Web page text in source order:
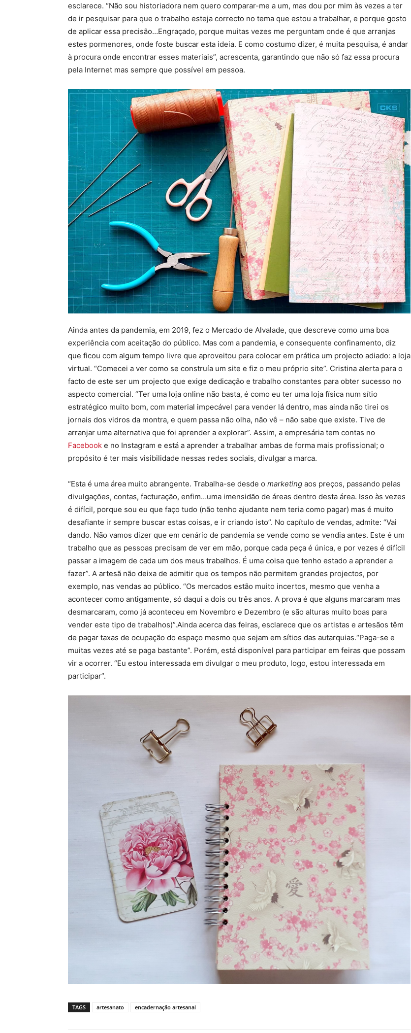
esclarece. “Não sou historiadora nem quero comparar-me a um, mas dou por mim às vezes a ter
de ir pesquisar para que o trabalho esteja correcto no tema que estou a trabalhar, e porque gosto
de aplicar essa precisão…Engraçado, porque muitas vezes me perguntam onde é que arranjas
estes pormenores, onde foste buscar esta ideia. E como costumo dizer, é muita pesquisa, é andar
à procura onde encontrar esses materiais”, acrescenta, garantindo que não só faz essa procura
pela Internet mas sempre que possível em pessoa.
Ainda antes da pandemia, em 2019, fez o Mercado de Alvalade, que descreve como uma boa
experiência com aceitação do público. Mas com a pandemia, e consequente confinamento, diz
que ficou com algum tempo livre que aproveitou para colocar em prática um projecto adiado: a loja
virtual. “Comecei a ver como se construía um site e fiz o meu próprio site”. Cristina alerta para o
facto de este ser um projecto que exige dedicação e trabalho constantes para obter sucesso no
aspecto comercial. “Ter uma loja online não basta, é como eu ter uma loja física num sítio
estratégico muito bom, com material impecável para vender lá dentro, mas ainda não tirei os
jornais dos vidros da montra, e quem passa não olha, não vê – não sabe que existe. Tive de
arranjar uma alternativa que foi aprender a explorar”. Assim, a empresária tem contas no
Facebook e no Instagram e está a aprender a trabalhar ambas de forma mais profissional; o
propósito é ter mais visibilidade nessas redes sociais, divulgar a marca.
“Esta é uma área muito abrangente. Trabalha-se desde o marketing aos preços, passando pelas
divulgações, contas, facturação, enfim…uma imensidão de áreas dentro desta área. Isso às vezes
é difícil, porque sou eu que faço tudo (não tenho ajudante nem teria como pagar) mas é muito
desafiante ir sempre buscar estas coisas, e ir criando isto”. No capítulo de vendas, admite: “Vai
dando. Não vamos dizer que em cenário de pandemia se vende como se vendia antes. Este é um
trabalho que as pessoas precisam de ver em mão, porque cada peça é única, e por vezes é difícil
passar a imagem de cada um dos meus trabalhos. É uma coisa que tenho estado a aprender a
fazer”. A artesã não deixa de admitir que os tempos não permitem grandes projectos, por
exemplo, nas vendas ao público. “Os mercados estão muito incertos, mesmo que venha a
acontecer como antigamente, só daqui a dois ou três anos. A prova é que alguns marcaram mas
desmarcaram, como já aconteceu em Novembro e Dezembro (e são alturas muito boas para
vender este tipo de trabalhos)”.Ainda acerca das feiras, esclarece que os artistas e artesãos têm
de pagar taxas de ocupação do espaço mesmo que sejam em sítios das autarquias.“Paga-se e
muitas vezes até se paga bastante”. Porém, está disponível para participar em feiras que possam
vir a ocorrer. “Eu estou interessada em divulgar o meu produto, logo, estou interessada em
participar”.
TAGS artesanato encadernação artesanal